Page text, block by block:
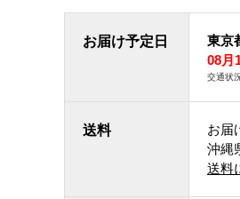
お届け予定日 東京
08月
交通状
送料 お届
沖縄
送料